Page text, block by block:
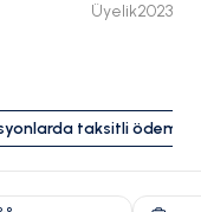
Üyelik2023
taksitli ödeme